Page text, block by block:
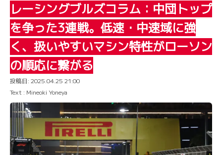
レーシングブルズコラム：中団トップ
を争った3連戦。低速・中速域に強
く、扱いやすいマシン特性がローソン
の順応に繋がる
投稿日: 2025.04.25 21:00
Text : Mineoki Yoneya